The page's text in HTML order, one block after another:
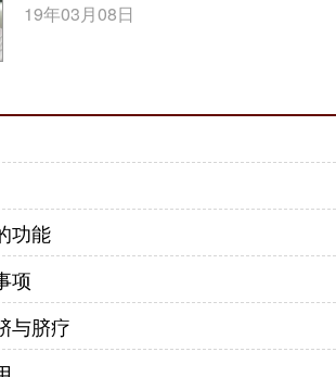
19年03月08日
功能
项
与脐疗